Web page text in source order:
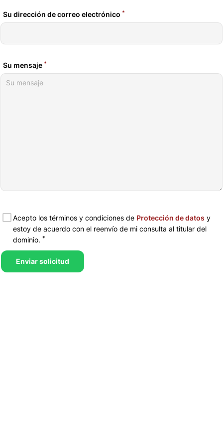
Su dirección de correo electrónico *
Su mensaje *
Acepto los términos y condiciones de Protección de datos y
estoy de acuerdo con el reenvío de mi consulta al titular del
dominio. *
Enviar solicitud